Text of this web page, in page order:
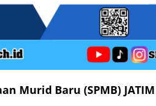
Murid Baru (SPMB) JATIM